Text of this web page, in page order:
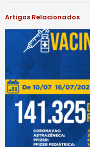
Artigos Relacionados